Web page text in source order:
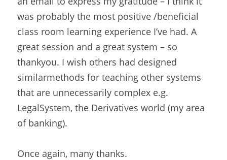
was probably the most positive /beneficial
class room learning experience I’ve had. A
great session and a great system – so
thankyou. I wish others had designed
similarmethods for teaching other systems
that are unnecessarily complex e.g.
LegalSystem, the Derivatives world (my area
of banking).
Once again, many thanks.